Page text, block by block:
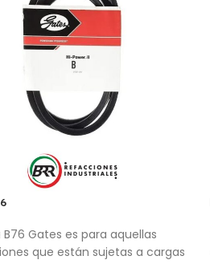
B76 Gates es para aquellas
que están sujetas a cargas